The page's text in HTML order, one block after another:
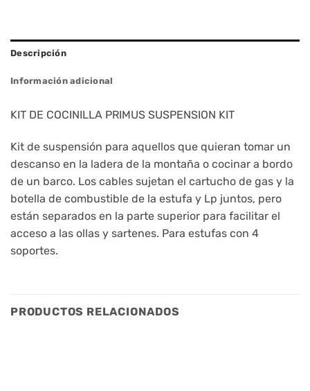
Descripción
Información adicional
KIT DE COCINILLA PRIMUS SUSPENSION KIT
Kit de suspensión para aquellos que quieran tomar un
descanso en la ladera de la montaña o cocinar a bordo
de un barco. Los cables sujetan el cartucho de gas y la
botella de combustible de la estufa y Lp juntos, pero
están separados en la parte superior para facilitar el
acceso a las ollas y sartenes. Para estufas con 4
soportes.
PRODUCTOS RELACIONADOS